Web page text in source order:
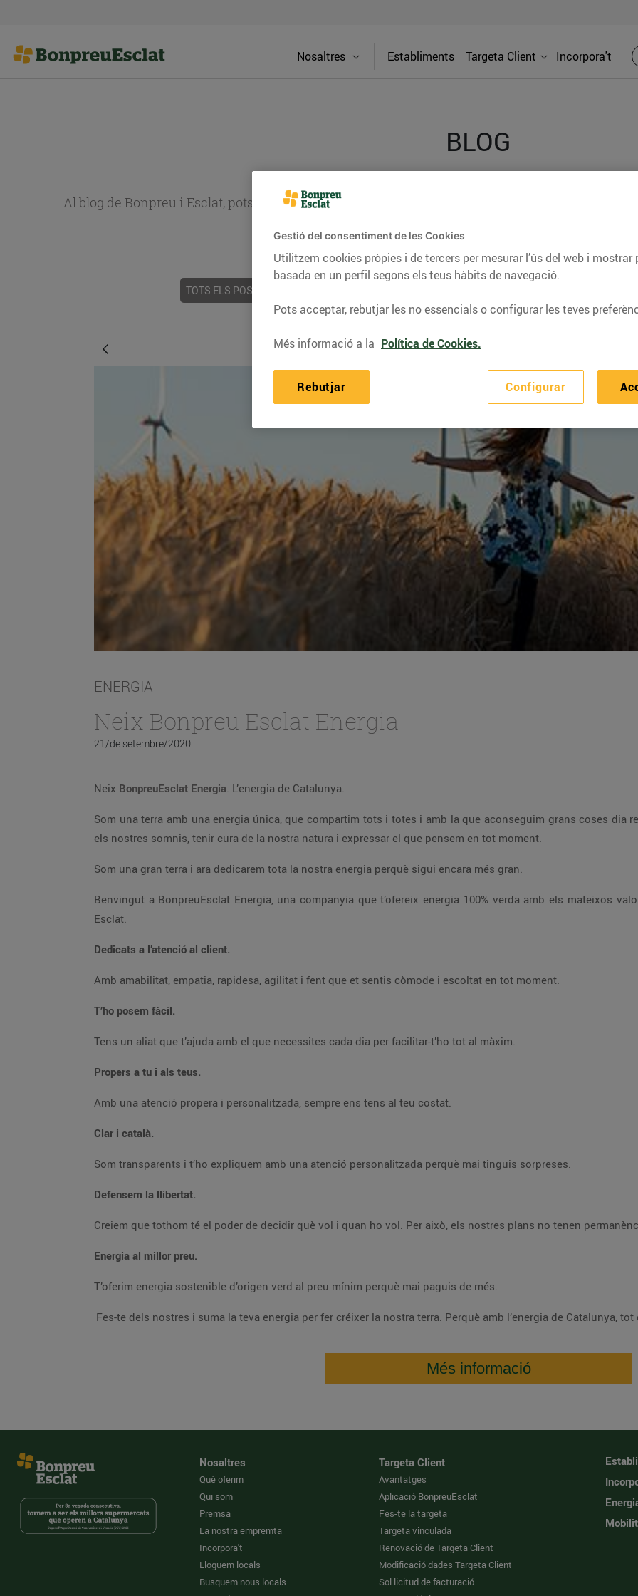
Nosaltres Establiments Targeta Client Incorpora't
BLOG
Al blog de Bonpreu i Esclat, pots trobar receptes, consells nutricionals, informació d’actualitat
del nostre territori i molts altres temes.
TOTS ELS POSTS
ENERGIA
Neix Bonpreu Esclat Energia
21/de setembre/2020
Neix BonpreuEsclat Energia. L’energia de Catalunya.
Som una terra amb una energia única, que compartim tots i totes i amb la que aconseguim grans coses dia rere dia. Una energia molt nostre per fer créixer
els nostres somnis, tenir cura de la nostra natura i expressar el que pensem en tot moment.
Som una gran terra i ara dedicarem tota la nostra energia perquè sigui encara més gran.
Benvingut a BonpreuEsclat Energia, una companyia que t’ofereix energia 100% verda amb els mateixos valors i confiança del teu supermercat Bonpreu i
Esclat.
Dedicats a l’atenció al client.
Amb amabilitat, empatia, rapidesa, agilitat i fent que et sentis còmode i escoltat en tot moment.
T’ho posem fàcil.
Tens un aliat que t’ajuda amb el que necessites cada dia per facilitar-t’ho tot al màxim.
Propers a tu i als teus.
Amb una atenció propera i personalitzada, sempre ens tens al teu costat.
Clar i català.
Som transparents i t’ho expliquem amb una atenció personalitzada perquè mai tinguis sorpreses.
Defensem la llibertat.
Creiem que tothom té el poder de decidir què vol i quan ho vol. Per això, els nostres plans no tenen
Energia al millor preu.
T’oferim energia sostenible d’origen verd al preu mínim perquè mai paguis de més.
Fes-te dels nostres i suma la teva energia per fer créixer la
Més informació
Nosaltres
Què oferim
Qui som
Premsa
La nostra empremta
Incorpora't
Lloguem locals
Busquem nous locals
Targeta Client
Avantatges
Aplicació BonpreuEsclat
Fes-te la targeta
Targeta vinculada
Renovació de Targeta Client
Modificació dades Targeta Client
Sol·licitud de facturació
Gestió del consentiment de les Cookies
Utilitzem cookies pròpies i de tercers per mesurar l’ús del web i
basada en un perfil segons els teus hàbits de navegació.
Pots acceptar, rebutjar les no essencials o configurar les teves
Més informació a la Política de Cookies.
Configurar
Rebutjar